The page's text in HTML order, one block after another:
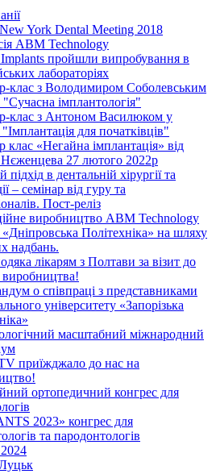
York Dental Meeting 2018
ABM Technology
пройшли випробування в
лабораторіях
клас з Володимиром Соболевським
імплантологія"
клас з Антоном Василюком у
для початківців"
клас «Негайна імплантація» від
27 лютого 2022р
підхід в дентальній хірургії та
– семінар від гуру та
Пост-реліз
виробництво ABM Technology
Політехніка» на шляху
надбань.
лікарям з Полтави за візит до
о співпраці з представниками
університету «Запорізька
масштабний міжнародний
приїжджало до нас на
ортопедичний конгрес для
2023» конгрес для
та пародонтологів